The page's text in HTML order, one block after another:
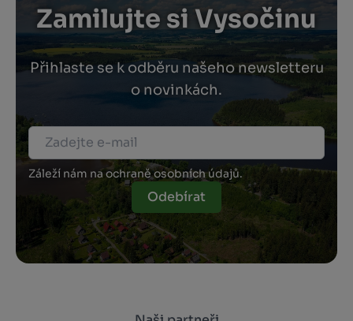
Zamilujte si Vysočinu
Přihlaste se k odběru našeho newsletteru
o novinkách.
Záleží nám na ochraně osobních údajů.
Odebírat